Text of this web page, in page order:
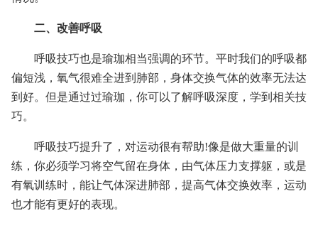
二、改善呼吸
呼吸技巧也是瑜珈相当强调的环节。平时我们的呼吸都
偏短浅，氧气很难全进到肺部，身体交换气体的效率无法达
到好。但是通过过瑜珈，你可以了解呼吸深度，学到相关技
巧。
呼吸技巧提升了，对运动很有帮助!像是做大重量的训
练，你必须学习将空气留在身体，由气体压力支撑躯，或是
有氧训练时，能让气体深进肺部，提高气体交换效率，运动
也才能有更好的表现。